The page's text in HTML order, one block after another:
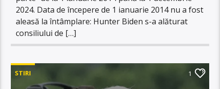
2024. Data de începere de 1 ianuarie 2014 nu a fost
aleasă la întâmplare: Hunter Biden s-a alăturat
consiliului de […]
STIRI 1